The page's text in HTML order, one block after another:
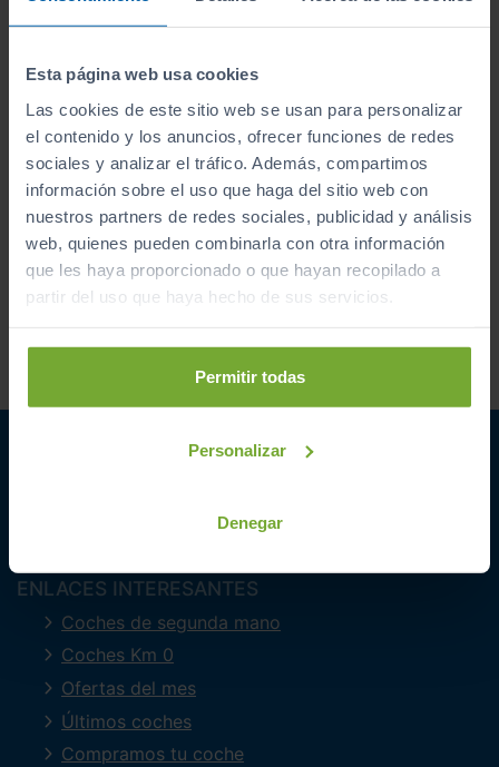
Esta página web usa cookies
Las cookies de este sitio web se usan para personalizar
el contenido y los anuncios, ofrecer funciones de redes
sociales y analizar el tráfico. Además, compartimos
información sobre el uso que haga del sitio web con
nuestros partners de redes sociales, publicidad y análisis
web, quienes pueden combinarla con otra información
que les haya proporcionado o que hayan recopilado a
partir del uso que haya hecho de sus servicios.
Permitir todas
Personalizar
Denegar
Apúntate y caza las ofertas
Apúntate a nuestro boletín y serás el primero en
recibir las nuevas entradas y ofertas.
Correo electrónico
Suscríbete
Acepto la política de privacidad
promociones de Automóviles
PROVOS S.L.
ENLACES INTERESANTES
Coches de segunda mano
Coches Km 0
Ofertas del mes
Últimos coches
Compramos tu coche